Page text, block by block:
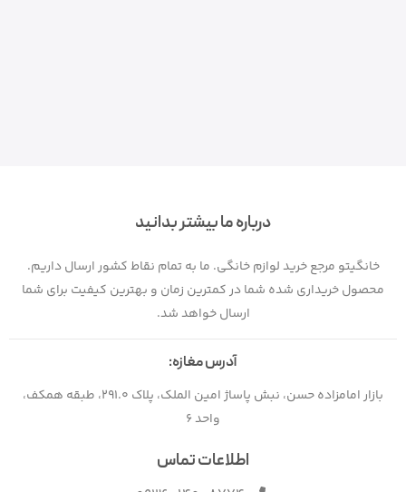
درباره ما بیشتر بدانید
خانگیتو مرجع خرید لوازم خانگی. ما به تمام نقاط کشور ارسال داریم.
محصول خریداری شده شما در کمترین زمان و بهترین کیفیت برای شما
ارسال خواهد شد.
آدرس مغازه:
بازار امامزاده حسن، نبش پاساژ امین الملک، پلاک 291.0، طبقه همکف،
واحد 6
اطلاعات تماس